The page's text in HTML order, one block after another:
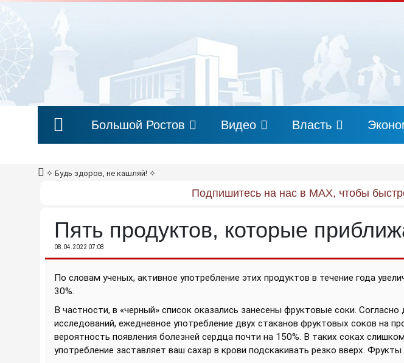
Большой Ростов Видео Власть
✧ Будь здоров, не кашляй! ✧
Подпишитесь на нас в MAX, чтобы
Пять продуктов, которые
08.04.2022 07:08
По словам ученых, активное употребление этих продуктов в течение года
30%.
В частности, в «черный» список оказались занесены фруктовые соки.
исследований, ежедневное употребление двух стаканов фруктовых соков на
вероятность появления болезней сердца почти на 150%. В таких соках
употребление заставляет ваш сахар в крови подскакивать резко вверх.